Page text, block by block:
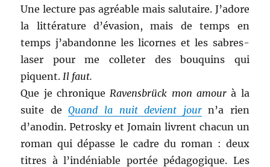
Une lecture pas agréable mais salutaire. J’adore
la littérature d’évasion, mais de temps en
temps j’abandonne les licornes et les sabres-
laser pour me colleter des bouquins qui
piquent. Il faut.
Que je chronique Ravensbrück mon amourà la
suite deQuand la nuit devient journ’a rien
d’anodin. Petrosky et Jomain livrent chacun un
roman qui dépasse le cadre du roman : deux
titres à l’indéniable portée pédagogique. Les